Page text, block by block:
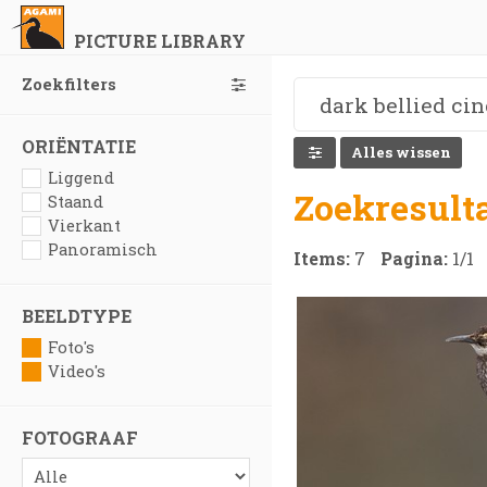
PICTURE LIBRARY
Zoekfilters
ORIËNTATIE
Liggend
Staand
Vierkant
Panoramisch
BEELDTYPE
Foto's
Video's
FOTOGRAAF
Alles wissen
Items: 7 Pagina: 1/1